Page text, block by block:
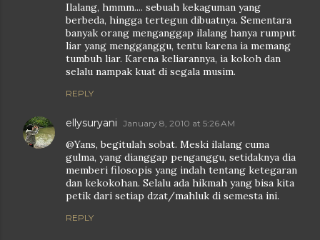
Ilalang, hmmm.... sebuah kekaguman yang
berbeda, hingga tertegun dibuatnya. Sementara
banyak orang menganggap ilalang hanya rumput
liar yang mengganggu, tentu karena ia memang
tumbuh liar. Karena keliarannya, ia kokoh dan
selalu nampak kuat di segala musim.
REPLY
ellysuryani January 8, 2010 at 5:26 AM
@Yans, begitulah sobat. Meski ilalang cuma
gulma, yang dianggap penganggu, setidaknya dia
memberi filosopis yang indah tentang ketegaran
dan kekokohan. Selalu ada hikmah yang bisa kita
petik dari setiap dzat/mahluk di semesta ini.
REPLY